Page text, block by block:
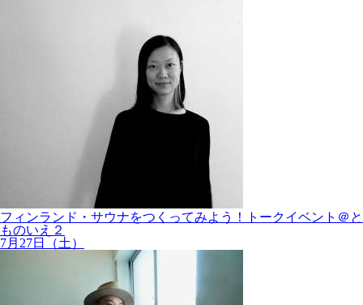
フィンランド・サウナをつくってみよう！トークイベント＠と
ものいえ２
7月27日（土）